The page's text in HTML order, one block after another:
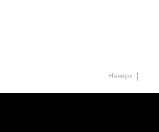
Наверх